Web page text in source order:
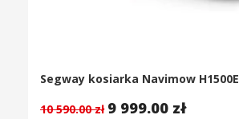
Segway kosiarka Navimow H1500E
10 590.00zł 9 999.00 zł